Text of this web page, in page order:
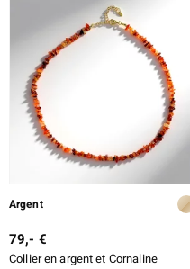
Argent
79,- €
Collier en argent et Cornaline